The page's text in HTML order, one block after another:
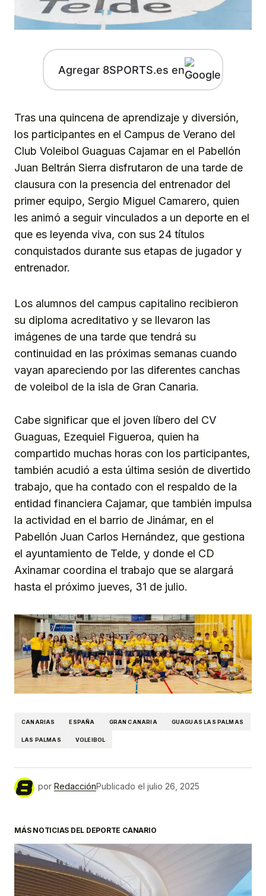
Agregar 8SPORTS.es en
Tras una quincena de aprendizaje y diversión,
los participantes en el Campus de Verano del
Club Voleibol Guaguas Cajamar en el Pabellón
Juan Beltrán Sierra disfrutaron de una tarde de
clausura con la presencia del entrenador del
primer equipo, Sergio Miguel Camarero, quien
les animó a seguir vinculados a un deporte en el
que es leyenda viva, con sus 24 títulos
conquistados durante sus etapas de jugador y
entrenador.
Los alumnos del campus capitalino recibieron
su diploma acreditativo y se llevaron las
imágenes de una tarde que tendrá su
continuidad en las próximas semanas cuando
vayan apareciendo por las diferentes canchas
de voleibol de la isla de Gran Canaria.
Cabe significar que el joven líbero del CV
Guaguas, Ezequiel Figueroa, quien ha
compartido muchas horas con los participantes,
también acudió a esta última sesión de divertido
trabajo, que ha contado con el respaldo de la
entidad financiera Cajamar, que también impulsa
la actividad en el barrio de Jinámar, en el
Pabellón Juan Carlos Hernández, que gestiona
el ayuntamiento de Telde, y donde el CD
Axinamar coordina el trabajo que se alargará
hasta el próximo jueves, 31 de julio.
CANARIAS ESPAÑA GRAN CANARIA GUAGUAS LAS PALMAS
LAS PALMAS VOLEIBOL
por RedacciónPublicado el julio 26, 2025
MÁS NOTICIAS DEL DEPORTE CANARIO